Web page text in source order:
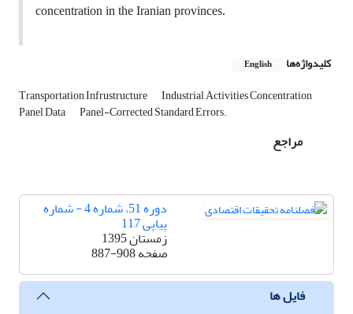
concentration in the Iranian provinces.
کلیدواژه‌ها English
Transportation Infrustructure Industrial Activities Concentration
Panel ‎Data Panel-Corrected Standard Errors.‎
مراجع
دوره 51، شماره 4 - شماره
پیاپی 117
زمستان 1395
صفحه887-908
فایل ها